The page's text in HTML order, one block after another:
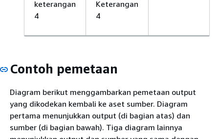
keterangan
4
Keterangan
4
Contoh pemetaan
Diagram berikut menggambarkan pemetaan output
yang dikodekan kembali ke aset sumber. Diagram
pertama menunjukkan output (di bagian atas) dan
sumber (di bagian bawah). Tiga diagram lainnya